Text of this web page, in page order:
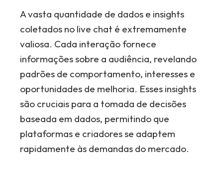
A vasta quantidade de dados e insights
coletados no live chat é extremamente
valiosa. Cada interação fornece
informações sobre a audiência, revelando
padrões de comportamento, interesses e
oportunidades de melhoria. Esses insights
são cruciais para a tomada de decisões
baseada em dados, permitindo que
plataformas e criadores se adaptem
rapidamente às demandas do mercado.